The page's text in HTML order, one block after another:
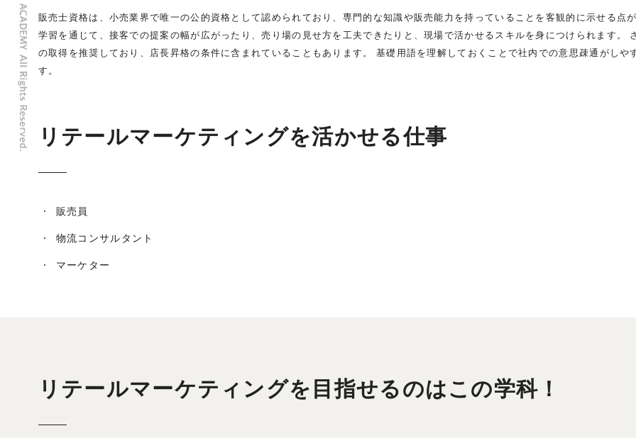
販売士資格は、小売業界で唯一の公的資格として認められており、専門的な知識や販売能力を持っていることを客観的に示せる点が
学習を通じて、接客での提案の幅が広がったり、売り場の見せ方を工夫できたりと、現場で活かせるスキルを身につけられます。
の取得を推奨しており、店長昇格の条件に含まれていることもあります。 基礎用語を理解しておくことで社内での意思疎通がし
す。
リテールマーケティングを活かせる仕事
販売員
物流コンサルタント
マーケター
リテールマーケティングを目指せるのはこの学科！